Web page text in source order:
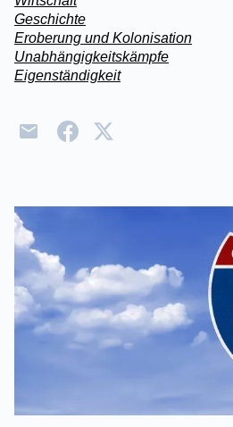
Geschichte
Eroberung und Kolonisation
Unabhängigkeitskämpfe
Eigenständigkeit